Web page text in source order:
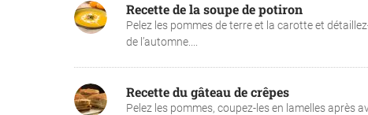
Recette de la soupe de potiron
Pelez les pommes de terre et la carotte et
de l’automne....
Recette du gâteau de crêpes
Pelez les pommes, coupez-les en lamelles après